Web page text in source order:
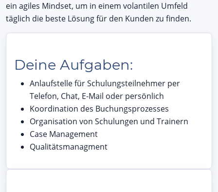
ein agiles Mindset, um in einem volantilen Umfeld
täglich die beste Lösung für den Kunden zu finden.
Deine Aufgaben:
Anlaufstelle für Schulungsteilnehmer per
Telefon, Chat, E-Mail oder persönlich
Koordination des Buchungsprozesses
Organisation von Schulungen und Trainern
Case Management
Qualitätsmanagment